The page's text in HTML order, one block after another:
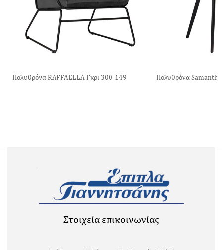
Πολυθρόνα RAFFAELLA Γκρι 300-149 Πολυθρόνα
Στοιχεία επικοινωνίας